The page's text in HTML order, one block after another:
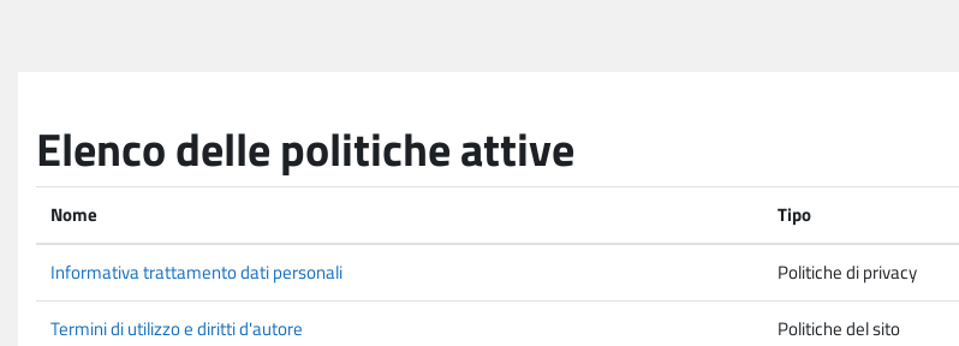
Elenco delle politiche attive
Nome Tipo
Informativa trattamento dati personali Politiche di privacy
Termini di utilizzo e diritti d'autore Politiche del sito